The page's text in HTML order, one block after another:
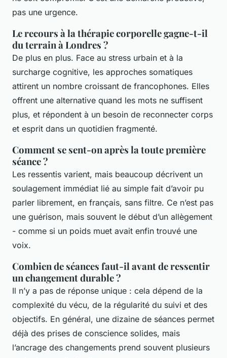
pas une urgence.
Le recours à la thérapie corporelle gagne-t-il
du terrain à Londres ?
De plus en plus. Face au stress urbain et à la
surcharge cognitive, les approches somatiques
attirent un nombre croissant de francophones. Elles
offrent une alternative quand les mots ne suffisent
plus, et répondent à un besoin de reconnecter corps
et esprit dans un quotidien fragmenté.
Comment se sent-on après la toute première
séance ?
Les ressentis varient, mais beaucoup décrivent un
soulagement immédiat lié au simple fait d’avoir pu
parler librement, en français, sans filtre. Ce n’est pas
une guérison, mais souvent le début d’un allègement
- comme si un poids muet avait enfin trouvé une
voix.
Combien de séances faut-il avant de ressentir
un changement durable ?
Il n’y a pas de réponse unique : cela dépend de la
complexité du vécu, de la régularité du suivi et des
objectifs. En général, une dizaine de séances permet
déjà des prises de conscience solides, mais
l’ancrage des changements prend souvent plusieurs